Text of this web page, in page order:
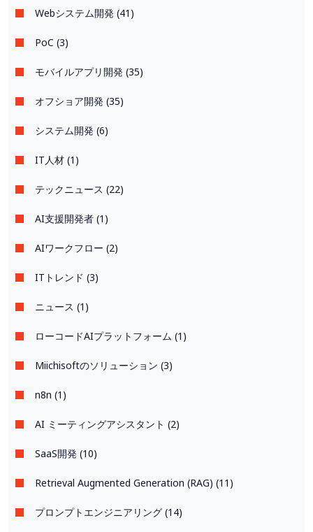
Webシステム開発 (41)
PoC (3)
モバイルアプリ開発 (35)
オフショア開発 (35)
システム開発 (6)
IT人材 (1)
テックニュース (22)
AI支援開発者 (1)
AIワークフロー (2)
ITトレンド (3)
ニュース (1)
ローコードAIプラットフォーム (1)
Miichisoftのソリューション (3)
n8n (1)
AI ミーティングアシスタント (2)
SaaS開発 (10)
Retrieval Augmented Generation (RAG) (11)
プロンプトエンジニアリング (14)